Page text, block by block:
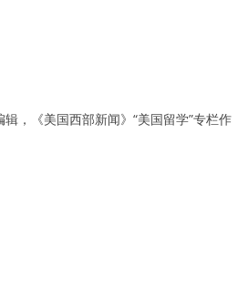
，《美国西部新闻》“美国留学”专栏作